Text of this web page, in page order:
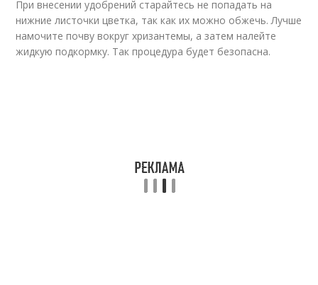
При внесении удобрений старайтесь не попадать на
нижние листочки цветка, так как их можно обжечь. Лучше
намочите почву вокруг хризантемы, а затем налейте
жидкую подкормку. Так процедура будет безопасна.